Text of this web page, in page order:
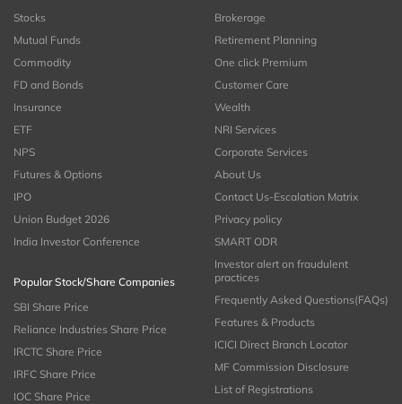
Stocks
Mutual Funds
Commodity
FD and Bonds
Insurance
ETF
NPS
Futures & Options
IPO
Union Budget 2026
India Investor Conference
Popular Stock/Share Companies
SBI Share Price
Reliance Industries Share Price
IRCTC Share Price
IRFC Share Price
IOC Share Price
Brokerage
Retirement Planning
One click Premium
Customer Care
Wealth
NRI Services
Corporate Services
About Us
Contact Us-Escalation Matrix
Privacy policy
SMART ODR
Investor alert on fraudulent
practices
Frequently Asked Questions(FAQs)
Features & Products
ICICI Direct Branch Locator
MF Commission Disclosure
List of Registrations